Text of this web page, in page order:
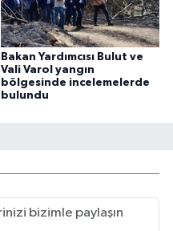
Bakan Yardımcısı Bulut ve
Vali Varol yangın
bölgesinde incelemelerde
bulundu